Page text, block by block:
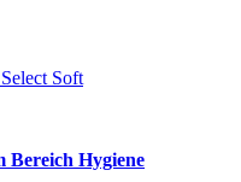
Bereich Hygiene